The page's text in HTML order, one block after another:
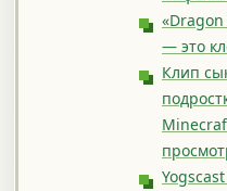
— это
Клип